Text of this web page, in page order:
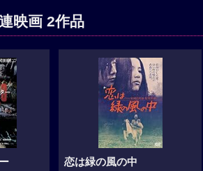
映画 2作品
恋は緑の風の中